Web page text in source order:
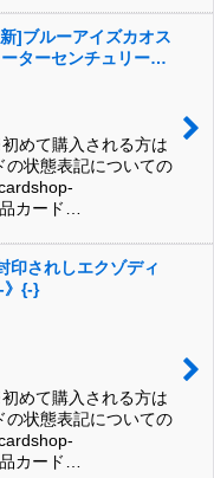
]ブルーアイズカオス
ターセンチュリーシ
めて購入される方は
の状態表記についての
カード…
印されしエクゾディ
》{-}
めて購入される方は
の状態表記についての
カード…